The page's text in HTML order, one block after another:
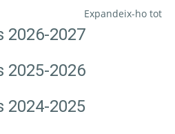
Expandeix-ho tot
2026-2027
2025-2026
2024-2025